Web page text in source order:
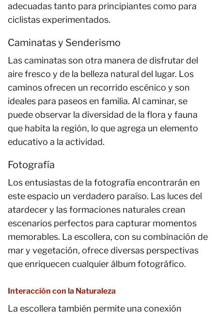
adecuadas tanto para principiantes como para
ciclistas experimentados.
Caminatas y Senderismo
Las caminatas son otra manera de disfrutar del
aire fresco y de la belleza natural del lugar. Los
caminos ofrecen un recorrido escénico y son
ideales para paseos en familia. Al caminar, se
puede observar la diversidad de la flora y fauna
que habita la región, lo que agrega un elemento
educativo a la actividad.
Fotografía
Los entusiastas de la fotografía encontrarán en
este espacio un verdadero paraíso. Las luces del
atardecer y las formaciones naturales crean
escenarios perfectos para capturar momentos
memorables. La escollera, con su combinación de
mar y vegetación, ofrece diversas perspectivas
que enriquecen cualquier álbum fotográfico.
Interacción con la Naturaleza
La escollera también permite una conexión